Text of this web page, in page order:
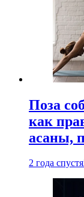
Поза
как
асаны,
2 года спустя